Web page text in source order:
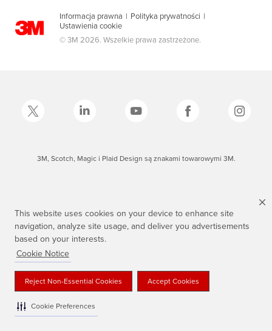
This website uses cookies on your device to enhance site
navigation, analyze site usage, and deliver you advertisements
based on your interests.
Cookie Notice
Reject Non-Essential Cookies Accept Cookies
Cookie Preferences
Informacja prawna | Polityka prywatności |
Ustawienia cookie
© 3M 2026. Wszelkie prawa zastrzeżone.
3M, Scotch, Magic i Plaid Design są znakami towarowymi 3M.